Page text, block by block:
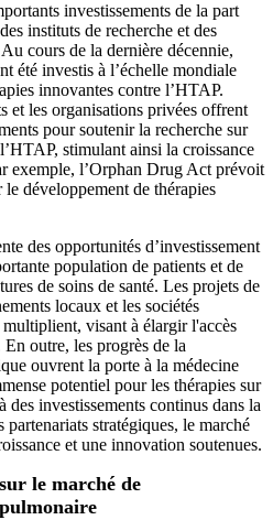
investissements de la part
instituts de recherche et des
cours de la dernière décennie,
été investis à l’échelle mondiale
innovantes contre l’HTAP.
et les organisations privées offrent
pour soutenir la recherche sur
stimulant ainsi la croissance
exemple, l’Orphan Drug Act prévoit
développement de thérapies
des opportunités d’investissement
population de patients et de
de soins de santé. Les projets de
locaux et les sociétés
visant à élargir l'accès
outre, les progrès de la
ouvrent la porte à la médecine
potentiel pour les thérapies sur
des investissements continus dans la
stratégiques, le marché
et une innovation soutenues.
le marché de